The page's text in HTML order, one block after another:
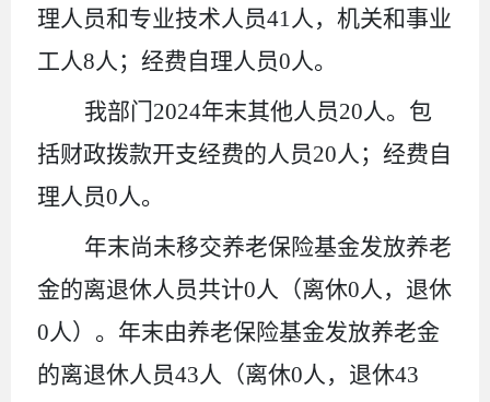
理人员和专业技术人员41 人，机关和事业
工人8 人；经费自理人员0 人。
我部门2024年末其他人员20 人。包
括财政拨款开支经费的人员20 人；经费自
理人员0 人。
年末尚未移交养老保险基金发放养老
金的离退休人员共计0 人（离休0 人，退休
0 人）。年末由养老保险基金发放养老金
的离退休人员43 人（离休0 人， 退休43